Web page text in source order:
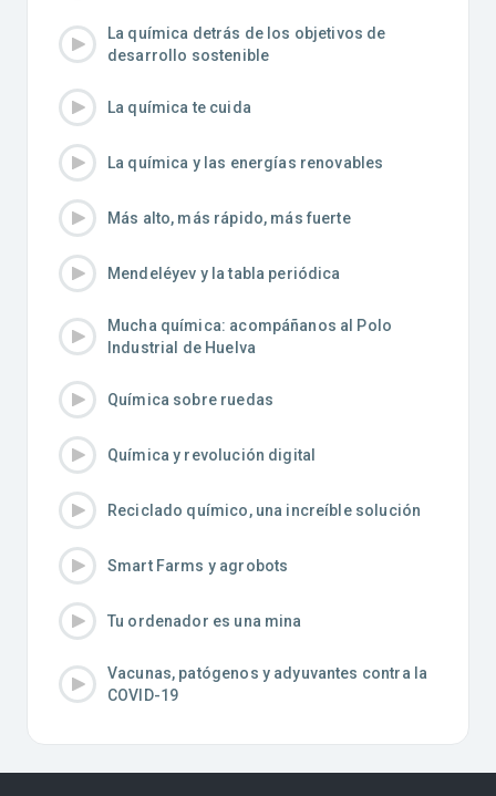
La química detrás de los objetivos de
desarrollo sostenible
La química te cuida
La química y las energías renovables
Más alto, más rápido, más fuerte
Mendeléyev y la tabla periódica
Mucha química: acompáñanos al Polo
Industrial de Huelva
Química sobre ruedas
Química y revolución digital
Reciclado químico, una increíble solución
Smart Farms y agrobots
Tu ordenador es una mina
Vacunas, patógenos y adyuvantes contra la
COVID-19